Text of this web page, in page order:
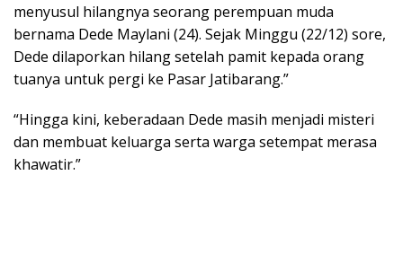
menyusul hilangnya seorang perempuan muda
bernama Dede Maylani (24). Sejak Minggu (22/12) sore,
Dede dilaporkan hilang setelah pamit kepada orang
tuanya untuk pergi ke Pasar Jatibarang.”
“Hingga kini, keberadaan Dede masih menjadi misteri
dan membuat keluarga serta warga setempat merasa
khawatir.”